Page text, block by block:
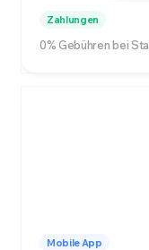
Zahlungen
0% Gebühren bei
Mobile App